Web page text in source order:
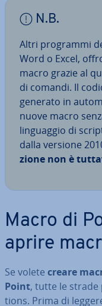
N.B.
Altri programmi
Word o Excel,
macro grazie al
di comandi. Il
generato in
nuove macro
lin­guag­gio di
dalla versione
zio­ne non è
Macro di
aprire
Se volete creare
Point, tutte le strade
tions. Prima di